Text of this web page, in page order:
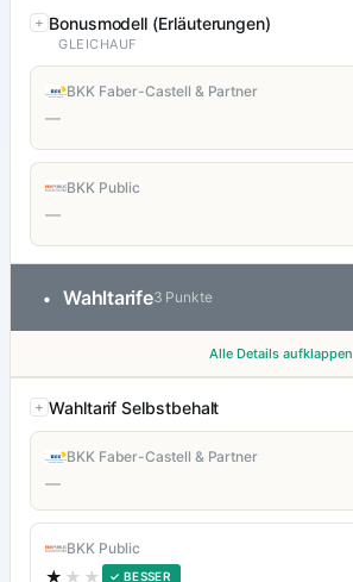
Bonusmodell (Erläuterungen)
GLEICHAUF
BKK Faber-Castell & Partner
—
BKK Public
—
• Wahltarife3 Punkte
Alle Details aufklappen
Wahltarif Selbstbehalt
BKK Faber-Castell & Partner
—
BKK Public
★ ★★ ✓ BESSER